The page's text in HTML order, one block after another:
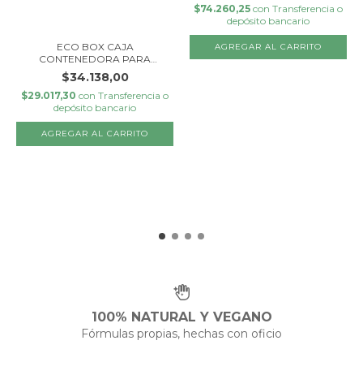
ECO BOX CAJA
CONTENEDORA PARA
SOLIDOS
$34.138,00
$29.017,30 con Transferencia o
depósito bancario
$74.260,25 con Transferencia o
depósito bancario
100% NATURAL Y VEGANO
Fórmulas propias, hechas con oficio